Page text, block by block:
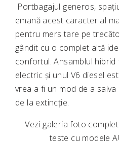
Portbagajul generos,
emană acest caracter al
pentru mers tare pe
gândit cu o complet altă
confortul. Ansamblul
electric și unul V6 diesel
vrea a fi un mod de a
de la extincție.
Vezi galeria foto
teste cu modele